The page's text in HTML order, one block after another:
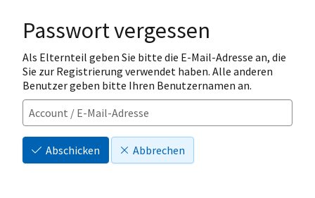
Passwort vergessen
Als Elternteil geben Sie bitte die E-Mail-Adresse an, die
Sie zur Registrierung verwendet haben. Alle anderen
Benutzer geben bitte Ihren Benutzernamen an.
Abschicken Abbrechen